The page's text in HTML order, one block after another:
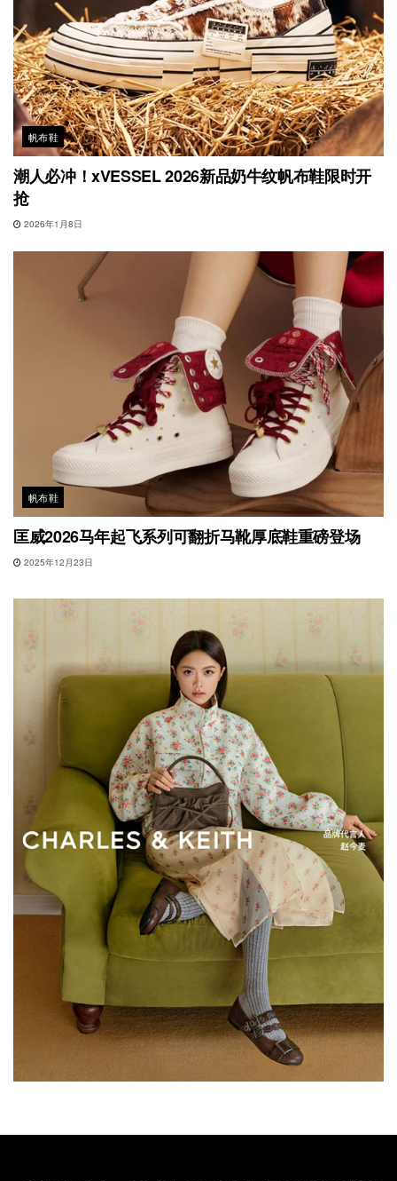
帆布鞋
潮人必冲！xVESSEL 2026新品奶牛纹帆布鞋限时开
抢
2026年1月8日
帆布鞋
匡威2026马年起飞系列可翻折马靴厚底鞋重磅登场
2025年12月23日